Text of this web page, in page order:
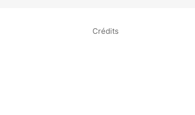
Crédits